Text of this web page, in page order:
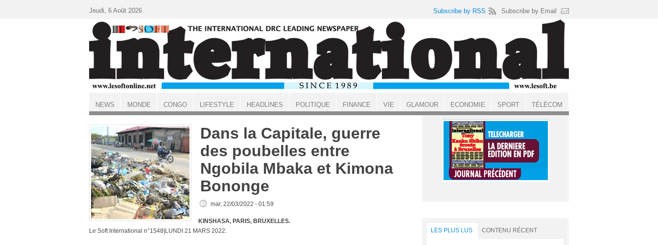
ACCUEIL
Dans la Capitale, guerre
des poubelles entre
Ngobila Mbaka et Kimona
Bononge
mar, 22/03/2022 - 01:59
KINSHASA, PARIS, BRUXELLES.
Le Soft International n°1548|LUNDI 21 MARS 2022.
LES PLUS LUS CONTENU RÉCENT
Jeudi, 6 Août 2026 Subscribe by RSS Subscribe by Email
NEWS MONDE CONGO LIFESTYLE HEADLINES POLITIQUE FINANCE VIE GLAMOUR ECONOMIE SPORT TÉLÉCOM